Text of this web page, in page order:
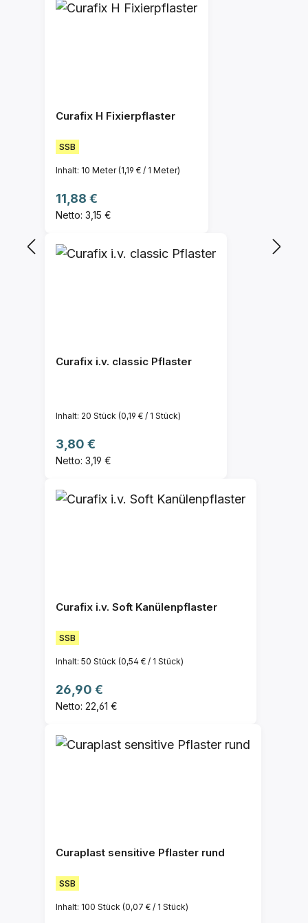
Curafix H Fixierpflaster
SSB
Inhalt: 10 Meter(1,19 € / 1 Meter)
Regulärer Preis:
11,88 €
Netto: 3,15 €
Curafix i.v. classic Pflaster
Inhalt: 20 Stück (0,19 € / 1 Stück)
Regulärer Preis:
3,80 €
Netto: 3,19 €
Curafix i.v. Soft Kanülenpflaster
SSB
Inhalt: 50 Stück (0,54 € / 1 Stück)
Regulärer Preis:
26,90 €
Netto: 22,61 €
Curaplast sensitive Pflaster rund
SSB
Inhalt: 100 Stück (0,07 € / 1 Stück)